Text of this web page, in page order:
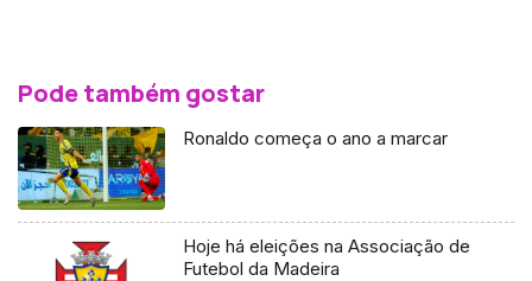
Pode também gostar
Ronaldo começa o ano a marcar
Hoje há eleições na Associação de
Futebol da Madeira